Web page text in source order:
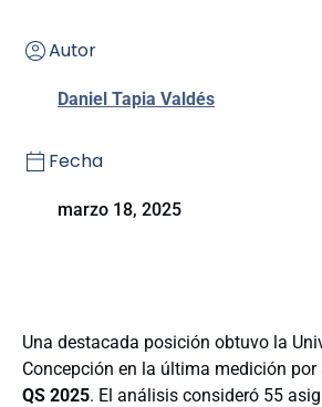
Autor
Daniel Tapia Valdés
Fecha
marzo 18, 2025
Una destacada posición obtuvo la
Concepción en la última medición por
QS 2025. El análisis consideró 55